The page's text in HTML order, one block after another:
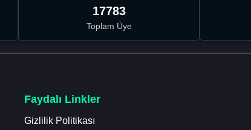
17783
Toplam Üye
Faydalı Linkler
Gizlilik Politikası